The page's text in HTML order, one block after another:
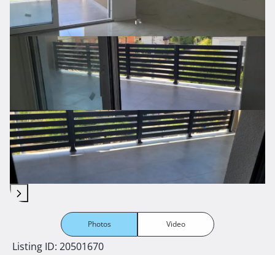
Photos Video
Listing ID: 20501670